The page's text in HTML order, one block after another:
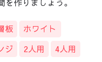
作りましょう。
板
ホワイト
ジ 2人用
4人用